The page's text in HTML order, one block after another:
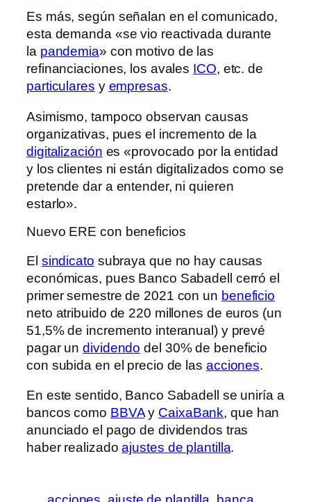
Es más, según señalan en el comunicado,
esta demanda «se vio reactivada durante
la pandemia» con motivo de las
refinanciaciones, los avales ICO, etc. de
particulares y empresas.
Asimismo, tampoco observan causas
organizativas, pues el incremento de la
digitalización es «provocado por la entidad
y los clientes ni están digitalizados como se
pretende dar a entender, ni quieren
estarlo».
Nuevo ERE con beneficios
El sindicato subraya que no hay causas
económicas, pues Banco Sabadell cerró el
primer semestre de 2021 con un beneficio
neto atribuido de 220 millones de euros (un
51,5% de incremento interanual) y prevé
pagar undividendo del 30% de beneficio
con subida en el precio de las acciones.
En este sentido, Banco Sabadell se uniría a
bancos como BBVAy CaixaBank, que han
anunciado el pago de dividendos tras
haber realizadoajustes de plantilla.